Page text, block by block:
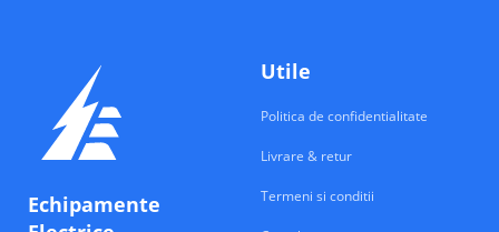
Echipamente
Utile
Politica de confidentialitate
Livrare & retur
Termeni si conditii